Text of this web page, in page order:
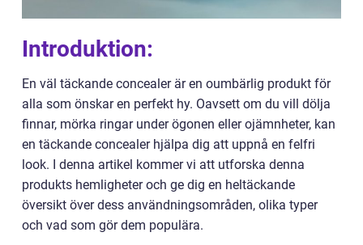
Introduktion:
En väl täckande concealer är en oumbärlig produkt för
alla som önskar en perfekt hy. Oavsett om du vill dölja
finnar, mörka ringar under ögonen eller ojämnheter, kan
en täckande concealer hjälpa dig att uppnå en felfri
look. I denna artikel kommer vi att utforska denna
produkts hemligheter och ge dig en heltäckande
översikt över dess användningsområden, olika typer
och vad som gör dem populära.